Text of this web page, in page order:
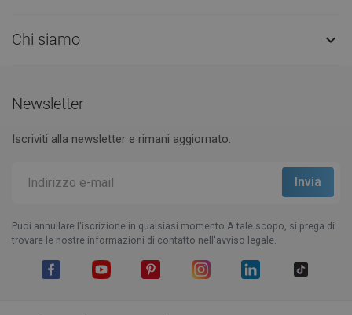
Chi siamo 
Newsletter
Iscriviti alla newsletter e rimani aggiornato.
Puoi annullare l'iscrizione in qualsiasi momento.A tale scopo, si prega di
trovare le nostre informazioni di contatto nell'avviso legale.